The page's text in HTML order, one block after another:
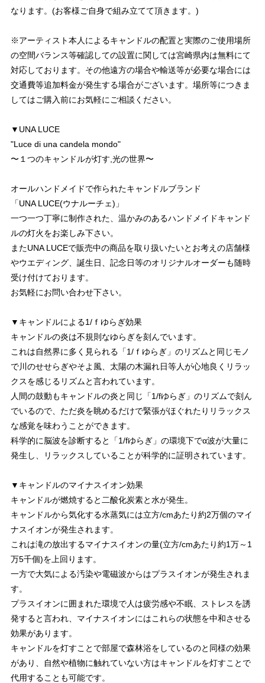
なります。(お客様ご自身で組み立てて頂きます。)
※アーティスト本人によるキャンドルの配置と実際のご使用場所
の空間バランス等確認しての設置に関しては宮崎県内は無料にて
対応しております。その他遠方の場合や輸送等が必要な場合には
交通費等追加料金が発生する場合がございます。場所等につきま
してはご購入前にお気軽にご相談ください。
▼UNA LUCE
"Luce di una candela mondo"
〜１つのキャンドルが灯す,光の世界〜
オールハンドメイドで作られたキャンドルブランド
「UNA LUCE(ウナルーチェ)」
一つ一つ丁寧に制作された、温かみのあるハンドメイドキャンド
ルの灯火をお楽しみ下さい。
またUNA LUCEで販売中の商品を取り扱いたいとお考えの店舗様
やウエディング、誕生日、記念日等のオリジナルオーダーも随時
受け付けております。
お気軽にお問い合わせ下さい。
▼キャンドルによる1/ｆゆらぎ効果
キャンドルの炎は不規則なゆらぎを刻んでいます。
これは自然界に多く見られる「1/ｆゆらぎ」のリズムと同じモノ
で川のせせらぎやそよ風、太陽の木漏れ日等人が心地良くリラッ
クスを感じるリズムと言われています。
人間の鼓動もキャンドルの炎と同じ「1/fゆらぎ」のリズムで刻ん
でいるので、ただ炎を眺めるだけで緊張がほぐれたりリラックス
な感覚を味わうことができます。
科学的に脳波を診断すると「1/fゆらぎ」の環境下でα波が大量に
発生し、リラックスしていることが科学的に証明されています。
▼キャンドルのマイナスイオン効果
キャンドルが燃焼すると二酸化炭素と水が発生。
キャンドルから気化する水蒸気には立方/cmあたり約2万個のマイ
ナスイオンが発生されます。
これは滝の放出するマイナスイオンの量(立方/cmあたり約1万～1
万5千個)を上回ります。
一方で大気による汚染や電磁波からはプラスイオンが発生されま
す。
プラスイオンに囲まれた環境で人は疲労感や不眠、ストレスを誘
発すると言われ、マイナスイオンにはこれらの状態を中和させる
効果があります。
キャンドルを灯すことで部屋で森林浴をしているのと同様の効果
があり、自然や植物に触れていない方はキャンドルを灯すことで
代用することも可能です。